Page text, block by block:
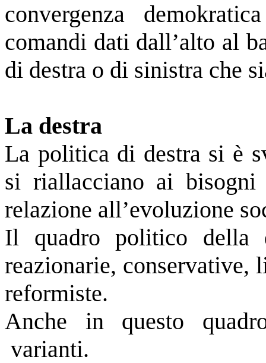
convergenza
comandi dati dall’alto al
di destra o di sinistra che
La destra
La politica di destra si è
si riallacciano ai
relazione all’evoluzione
Il quadro politico della
reazionarie, conservative,
reformiste.
Anche in questo
varianti.